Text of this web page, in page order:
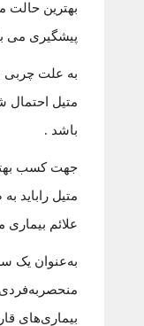
بهترین
پیشگیری می
به علت چربی
متیل
باشد .
جهت کسب
متیل راباید
علائم
به‌عنوان یک
بیماری‌های